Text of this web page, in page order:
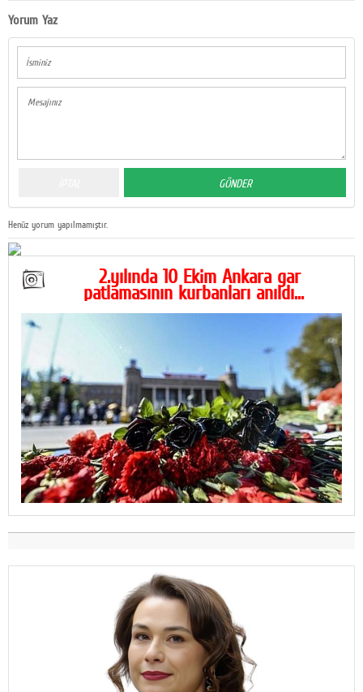
Yorum Yaz
Henüz yorum yapılmamıştır.
2.yılında 10 Ekim Ankara gar
patlamasının kurbanları anıldı...